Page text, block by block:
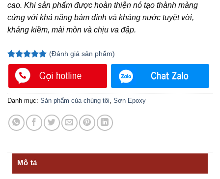
cao. Khi sản phẩm được hoàn thiện nó tạo thành màng
cứng với khả năng bám dính và kháng nước tuyệt vời,
kháng kiềm, mài mòn và chịu va đập.
5.00trên 5
dựa trên
1
đánh giá
(Đánh giá sản phẩm)
Danh mục: Sản phẩm của chúng tôi, Sơn Epoxy
Mô tả